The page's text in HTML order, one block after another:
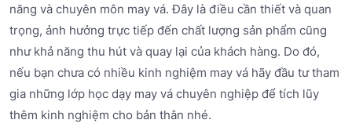
năng và chuyên môn may vá. Đây là điều cần thiết và quan
trọng, ảnh hưởng trực tiếp đến chất lượng sản phẩm cũng
như khả năng thu hút và quay lại của khách hàng. Do đó,
nếu bạn chưa có nhiều kinh nghiệm may vá hãy đầu tư tham
gia những lớp học dạy may vá chuyên nghiệp để tích lũy
thêm kinh nghiệm cho bản thân nhé.